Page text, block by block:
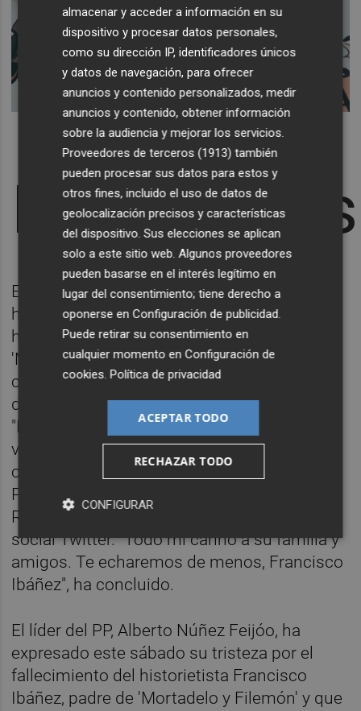
Reacciones
El presidente del Gobierno, Pedro Sánchez,
ha lamentado el fallecimiento ddel
historietista Francisco Ibáñez, creador de
'Mortadelo y Filemón', sobre el que ha
comentado que hizo la vida "mucho más
divertida a varias generaciones" en España.
"Nos hiciste la vida mucho más divertida a
varias generaciones de este país. Crecimos
con las aventuras de Mortadelo y Filemón,
Pepe Gotera y Otilio, Sacarino,
Rompetechos...", ha escrito a través de la red
social Twitter. "Todo mi cariño a su familia y
amigos. Te echaremos de menos, Francisco
Ibáñez", ha concluido.
El líder del PP, Alberto Núñez Feijóo, ha
expresado este sábado su tristeza por el
fallecimiento del historietista Francisco
Ibáñez, padre de 'Mortadelo y Filemón' y que
almacenar y acceder a información en su
dispositivo y procesar datos personales,
como su dirección IP, identificadores únicos
y datos de navegación, para ofrecer
anuncios y contenido personalizados, medir
anuncios y contenido, obtener información
sobre la audiencia y mejorar los servicios.
Proveedores de terceros (1913) también
pueden procesar sus datos para estos y
otros fines, incluido el uso de datos de
geolocalización precisos y características
del dispositivo. Sus elecciones se aplican
solo a este sitio web. Algunos proveedores
pueden basarse en el interés legítimo en
lugar del consentimiento; tiene derecho a
oponerse enConfiguración de publicidad
Puede retirar su consentimiento en
cualquier momento enConfiguración de
cookies .Política de privacidad
ACEPTAR TODO
RECHAZAR TODO
CONFIGURAR